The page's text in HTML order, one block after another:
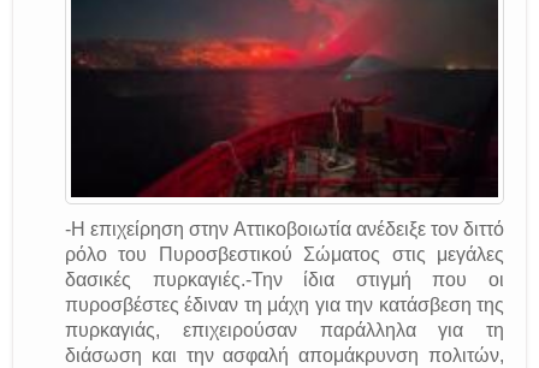
-Η επιχείρηση στην Αττικοβοιωτία ανέδειξε τον διττό
ρόλο του Πυροσβεστικού Σώματος στις μεγάλες
δασικές πυρκαγιές.-Την ίδια στιγμή που οι
πυροσβέστες έδιναν τη μάχη για την κατάσβεση της
πυρκαγιάς, επιχειρούσαν παράλληλα για τη
διάσωση και την ασφαλή απομάκρυνση πολιτών,